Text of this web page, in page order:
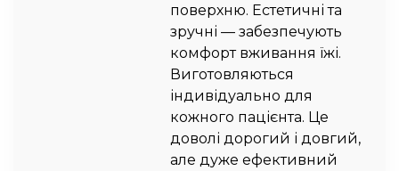
поверхню. Естетичні та
зручні — забезпечують
комфорт вживання їжі.
Виготовляються
індивідуально для
кожного пацієнта. Це
доволі дорогий і довгий,
але дуже ефективний